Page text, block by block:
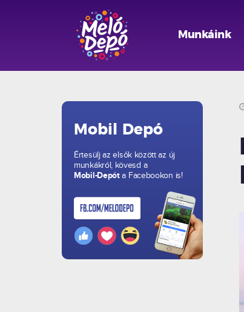
Munkáink
Mobil Depó
Értesülj az elsők között az új
munkákról, kövesd a
Mobil-Depóta Facebookon is!